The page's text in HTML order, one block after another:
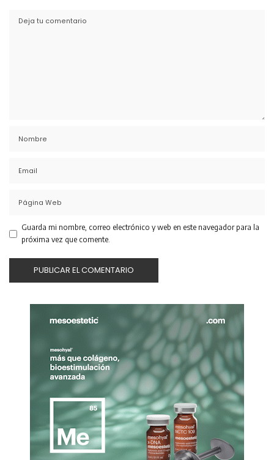
Guarda mi nombre, correo electrónico y web en este navegador para la
próxima vez que comente.